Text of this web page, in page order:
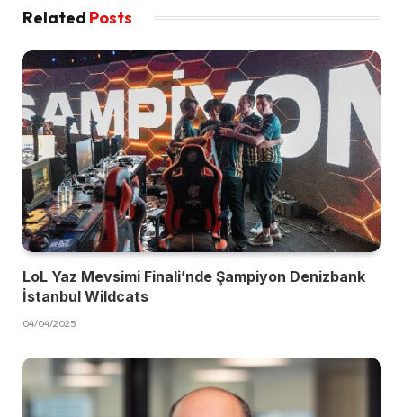
Related Posts
LoL Yaz Mevsimi Finali’nde Şampiyon Denizbank
İstanbul Wildcats
04/04/2025